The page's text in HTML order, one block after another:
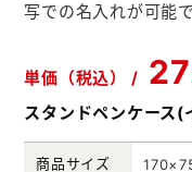
メ
ク
う
写での名入れが可能で
単価（税込） /
スタンドペンケース(
商品サイズ